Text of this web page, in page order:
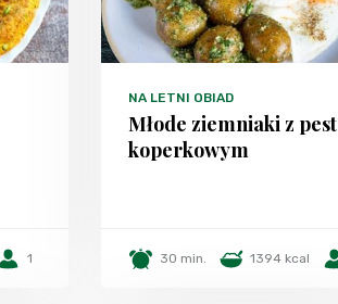
1
NA LETNI OBIAD
Młode ziemniaki z
koperkowym
30 min. 1394 kcal